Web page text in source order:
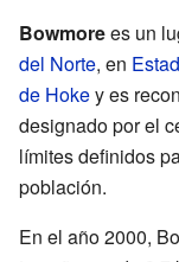
Bowmorees un
del Norte, en
de Hokey es
designado por el
límites definidos
población.
En el año 2000,